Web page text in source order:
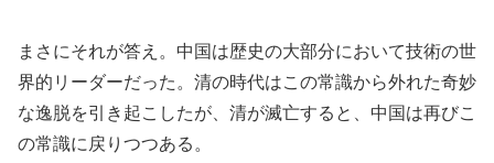
まさにそれが答え。中国は歴史の大部分において技術の世
界的リーダーだった。清の時代はこの常識から外れた奇妙
な逸脱を引き起こしたが、清が滅亡すると、中国は再びこ
の常識に戻りつつある。